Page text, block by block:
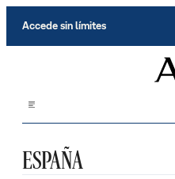
Accede sin límites
ESPAÑA